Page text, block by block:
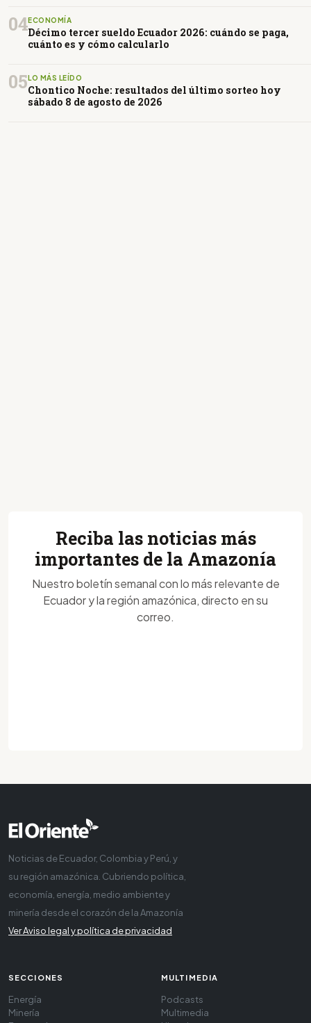
04ECONOMÍA
Décimo tercer sueldo Ecuador 2026: cuándo se paga,
cuánto es y cómo calcularlo
05LO MÁS LEÍDO
Chontico Noche: resultados del último sorteo hoy
sábado 8 de agosto de 2026
Reciba las noticias más
importantes de la Amazonía
Nuestro boletín semanal con lo más relevante de
Ecuador y la región amazónica, directo en su
correo.
Noticias de Ecuador, Colombia y Perú, y
su región amazónica. Cubriendo política,
economía, energía, medio ambiente y
minería desde el corazón de la Amazonía
Ver Aviso legal y política de privacidad
SECCIONES
Energía
Minería
MULTIMEDIA
Podcasts
Multimedia